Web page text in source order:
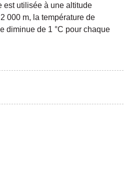
est utilisée à une altitude
000 m, la température de
diminue de 1 °C pour chaque